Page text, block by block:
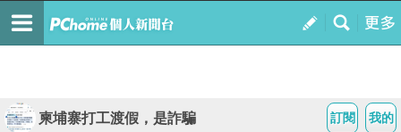
我的
訂閱
柬埔寨打工渡假，是詐騙